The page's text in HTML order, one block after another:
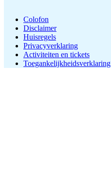
Colofon
Disclaimer
Huisregels
Privacyverklaring
Activiteiten en tickets
Toegankelijkheidsverklaring